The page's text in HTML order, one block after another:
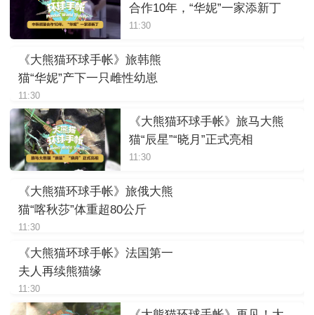
合作10年，“华妮”一家添新丁
11:30
《大熊猫环球手帐》旅韩熊
猫“华妮”产下一只雌性幼崽
11:30
《大熊猫环球手帐》旅马大熊
猫“辰星”“晓月”正式亮相
11:30
《大熊猫环球手帐》旅俄大熊
猫“喀秋莎”体重超80公斤
11:30
《大熊猫环球手帐》法国第一
夫人再续熊猫缘
11:30